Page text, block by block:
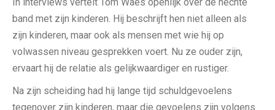
band met zijn kinderen. Hij beschrijft hen niet alleen als
zijn kinderen, maar ook als mensen met wie hij op
volwassen niveau gesprekken voert. Nu ze ouder zijn,
ervaart hij de relatie als gelijkwaardiger en rustiger.
Na zijn scheiding had hij lange tijd schuldgevoelens
tegenover zijn kinderen, maar die gevoelens zijn volgens